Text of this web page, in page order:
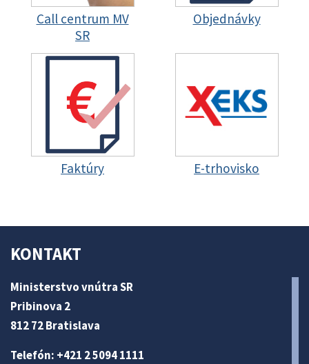
Call centrum MV
SR
Objednávky
Faktúry E-trhovisko
KONTAKT
Ministerstvo vnútra SR
Pribinova 2
812 72 Bratislava
Telefón: +421 2 5094 1111